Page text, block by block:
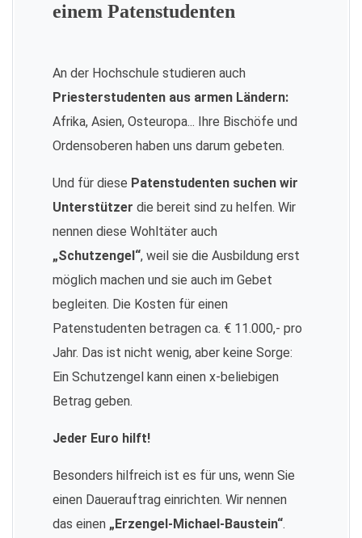
einem Patenstudenten
An der Hochschule studieren auch
Priesterstudenten aus armen Ländern:
Afrika, Asien, Osteuropa... Ihre Bischöfe und
Ordensoberen haben uns darum gebeten.
Und für diese Patenstudenten suchen wir
Unterstützer die bereit sind zu helfen. Wir
nennen diese Wohltäter auch
„Schutzengel“, weil sie die Ausbildung erst
möglich machen und sie auch im Gebet
begleiten. Die Kosten für einen
Patenstudenten betragen ca. € 11.000,- pro
Jahr. Das ist nicht wenig, aber keine Sorge:
Ein Schutzengel kann einen x-beliebigen
Betrag geben.
Jeder Euro hilft!
Besonders hilfreich ist es für uns, wenn Sie
einen Dauerauftrag einrichten. Wir nennen
das einen „Erzengel-Michael-Baustein“.